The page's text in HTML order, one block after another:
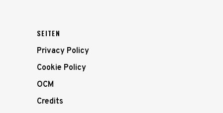
SEITEN
Privacy Policy
Cookie Policy
OCM
Credits